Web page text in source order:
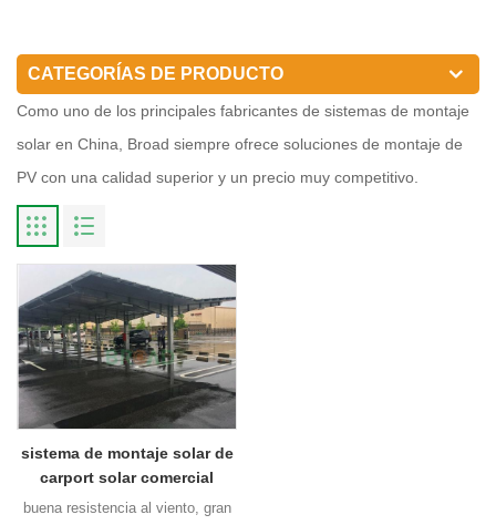
CATEGORÍAS DE PRODUCTO
Como uno de los principales fabricantes de sistemas de montaje
solar en China, Broad siempre ofrece soluciones de montaje de
PV con una calidad superior y un precio muy competitivo.
sistema de montaje solar de
carport solar comercial
buena resistencia al viento, gran